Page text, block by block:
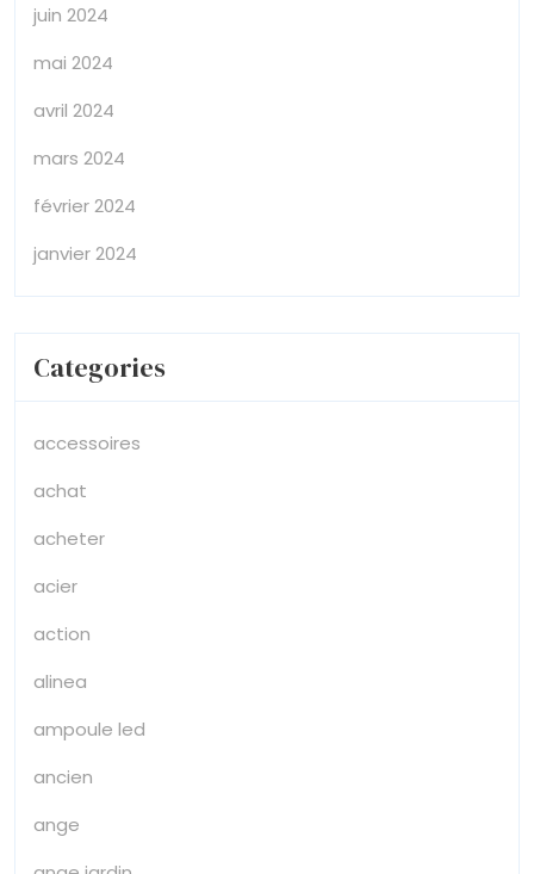
juin 2024
mai 2024
avril 2024
mars 2024
février 2024
janvier 2024
Categories
accessoires
achat
acheter
acier
action
alinea
ampoule led
ancien
ange